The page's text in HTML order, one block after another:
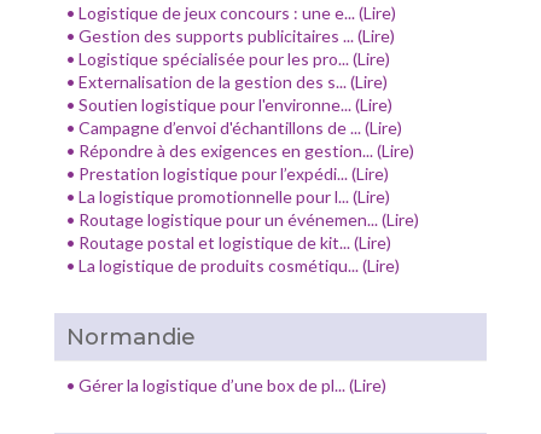
• Logistique de jeux concours : une e... (Lire)
• Gestion des supports publicitaires ... (Lire)
• Logistique spécialisée pour les pro... (Lire)
• Externalisation de la gestion des s... (Lire)
• Soutien logistique pour l'environne... (Lire)
• Campagne d’envoi d'échantillons de ... (Lire)
• Répondre à des exigences en gestion... (Lire)
• Prestation logistique pour l’expédi... (Lire)
• La logistique promotionnelle pour l... (Lire)
• Routage logistique pour un événemen... (Lire)
• Routage postal et logistique de kit... (Lire)
• La logistique de produits cosmétiqu... (Lire)
Normandie
• Gérer la logistique d’une box de pl... (Lire)